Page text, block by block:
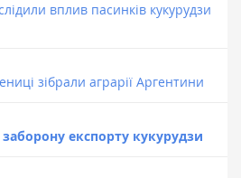
вплив пасинків кукурудзи
зібрали аграрії Аргентини
експорту кукурудзи